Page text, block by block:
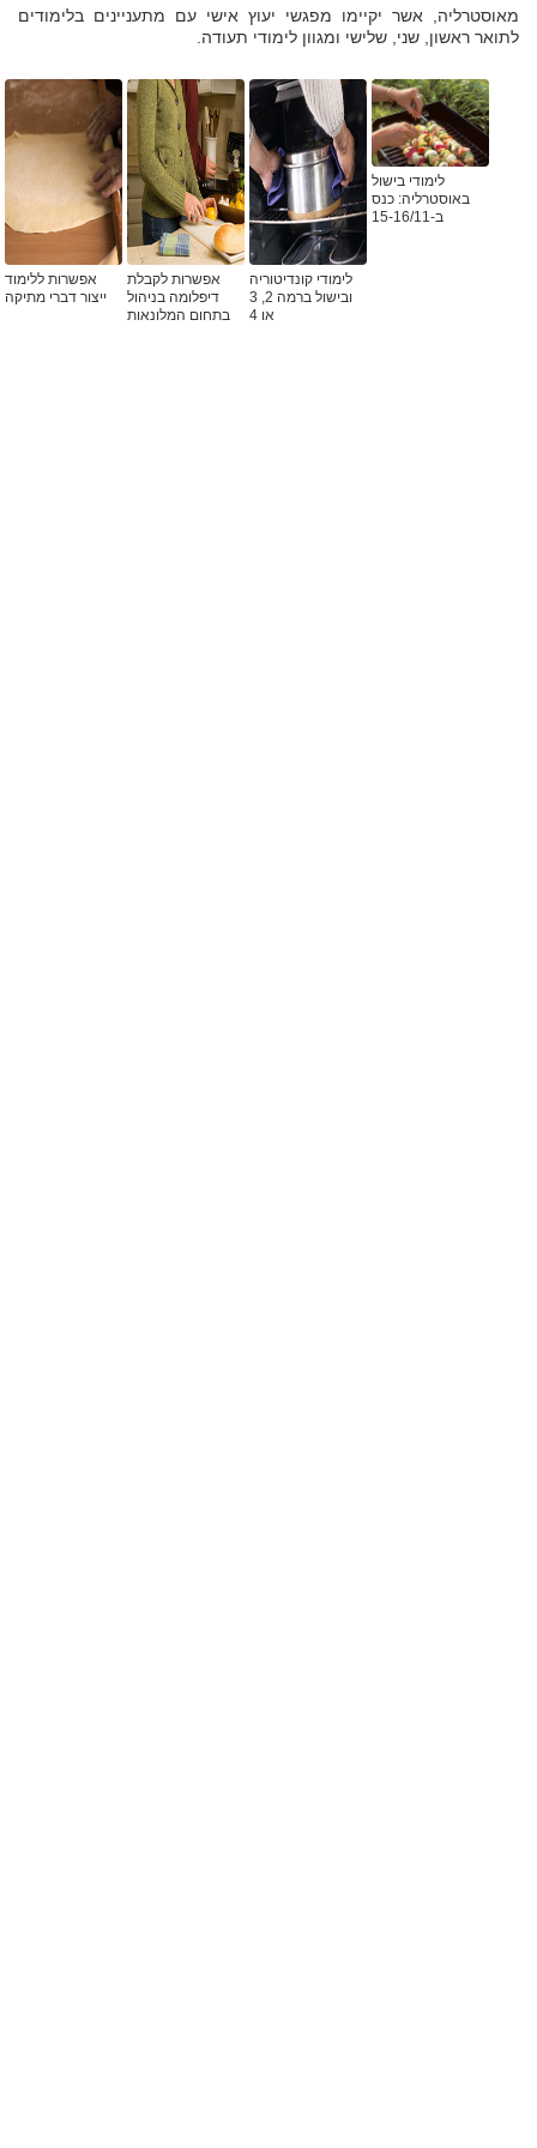
מאוסטרליה, אשר יקיימו מפגשי יעוץ אישי עם מתעניינים בלימודים
לתואר ראשון, שני, שלישי ומגוון לימודי תעודה.
לימודי בישול
באוסטרליה: כנס
ב-15-16/11
לימודי קונדיטוריה
ובישול ברמה 2, 3
או 4
אפשרות לקבלת
דיפלומה בניהול
בתחום המלונאות
אפשרות ללימוד
ייצור דברי מתיקה